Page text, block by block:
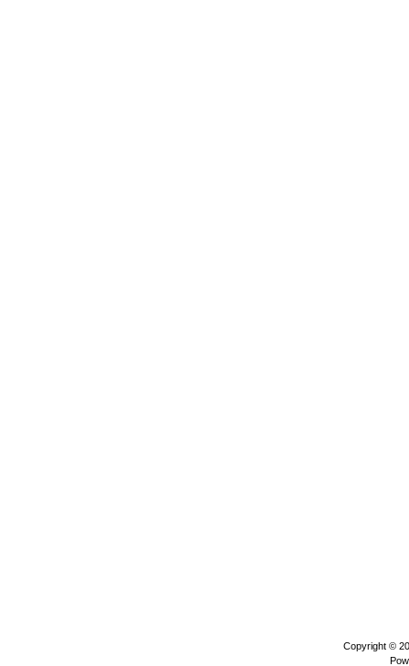
Copyright ©